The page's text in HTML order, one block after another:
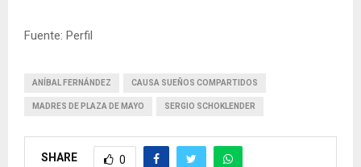
Fuente: Perfil
ANÍBAL FERNÁNDEZ CAUSA SUEÑOS COMPARTIDOS
MADRES DE PLAZA DE MAYO SERGIO SCHOKLENDER
SHARE 0